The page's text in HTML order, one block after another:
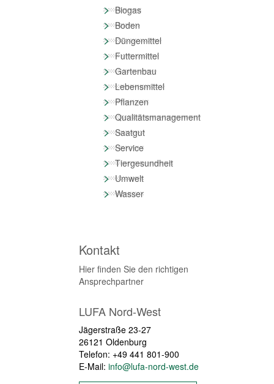
>Biogas
>Boden
>Düngemittel
>Futtermittel
>Gartenbau
>Lebensmittel
>Pflanzen
>Qualitätsmanagement
>Saatgut
>Service
>Tiergesundheit
>Umwelt
>Wasser
Kontakt
Hier finden Sie den richtigen
Ansprechpartner
LUFA Nord-West
Jägerstraße 23-27
26121 Oldenburg
Telefon: +49 441 801-900
E-Mail: info@lufa-nord-west.de